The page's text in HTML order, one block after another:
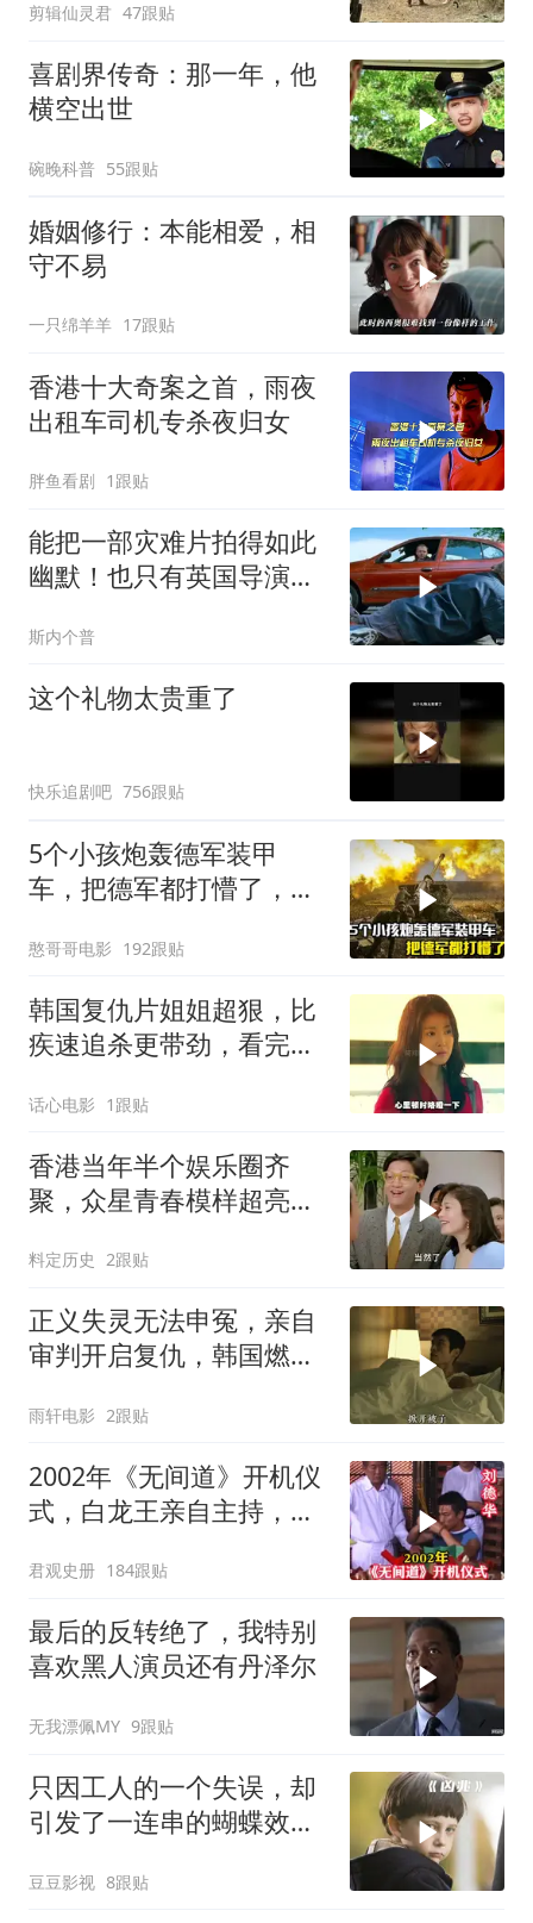
剪辑仙灵君 47跟贴
喜剧界传奇：那一年，他
横空出世
碗晚科普 55跟贴
婚姻修行：本能相爱，相
守不易
一只绵羊羊 17跟贴
香港十大奇案之首，雨夜
出租车司机专杀夜归女
胖鱼看剧 1跟贴
能把一部灾难片拍得如此
幽默！也只有英国导演才
斯内个普
这个礼物太贵重了
快乐追剧吧 756跟贴
5个小孩炮轰德军装甲
车，把德军都打懵了，战
憨哥哥电影 192跟贴
韩国复仇片姐姐超狠，比
疾速追杀更带劲，看完三
话心电影 1跟贴
香港当年半个娱乐圈齐
聚，众星青春模样超亮
料定历史 2跟贴
正义失灵无法申冤，亲自
审判开启复仇，韩国燃爽
雨轩电影 2跟贴
2002年《无间道》开机仪
式，白龙王亲自主持，预
君观史册 184跟贴
最后的反转绝了，我特别
喜欢黑人演员还有丹泽尔
无我漂佩MY 9跟贴
只因工人的一个失误，却
引发了一连串的蝴蝶效
豆豆影视 8跟贴